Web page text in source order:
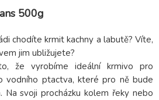
500g
chodíte krmit kachny a labutě? Víte,
jim ubližujete?
že vyrobíme ideální krmivo pro
vodního ptactva, které pro ně bude
Na svoji procházku kolem řeky nebo